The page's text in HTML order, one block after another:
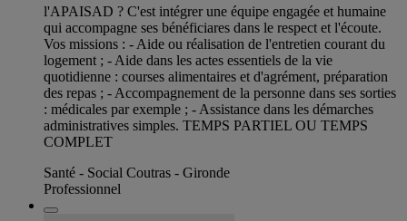
l'APAISAD ? C'est intégrer une équipe engagée et humaine
qui accompagne ses bénéficiares dans le respect et l'écoute.
Vos missions : - Aide ou réalisation de l'entretien courant du
logement ; - Aide dans les actes essentiels de la vie
quotidienne : courses alimentaires et d'agrément, préparation
des repas ; - Accompagnement de la personne dans ses sorties
: médicales par exemple ; - Assistance dans les démarches
administratives simples. TEMPS PARTIEL OU TEMPS
COMPLET
Santé - Social Coutras - Gironde
Professionnel